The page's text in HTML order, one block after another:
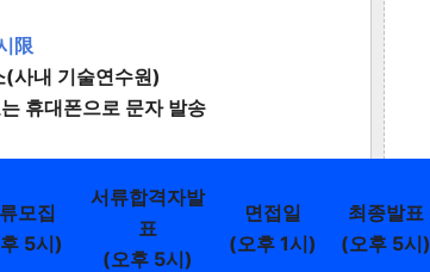
限
(사내 기술연수원)
휴대폰으로 문자 발송
모집
5시)
서류합격자발
표
(오후 5시)
면접일
(오후 1시)
최종발표
(오후 5시)